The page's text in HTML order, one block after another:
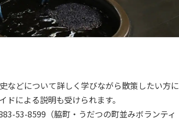
などについて詳しく学びながら散策したい方に
ドによる説明も受けられます。
53-8599（脇町・うだつの町並みボランティ